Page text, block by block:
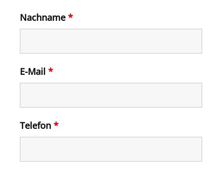
Nachname *
E-Mail *
Telefon *